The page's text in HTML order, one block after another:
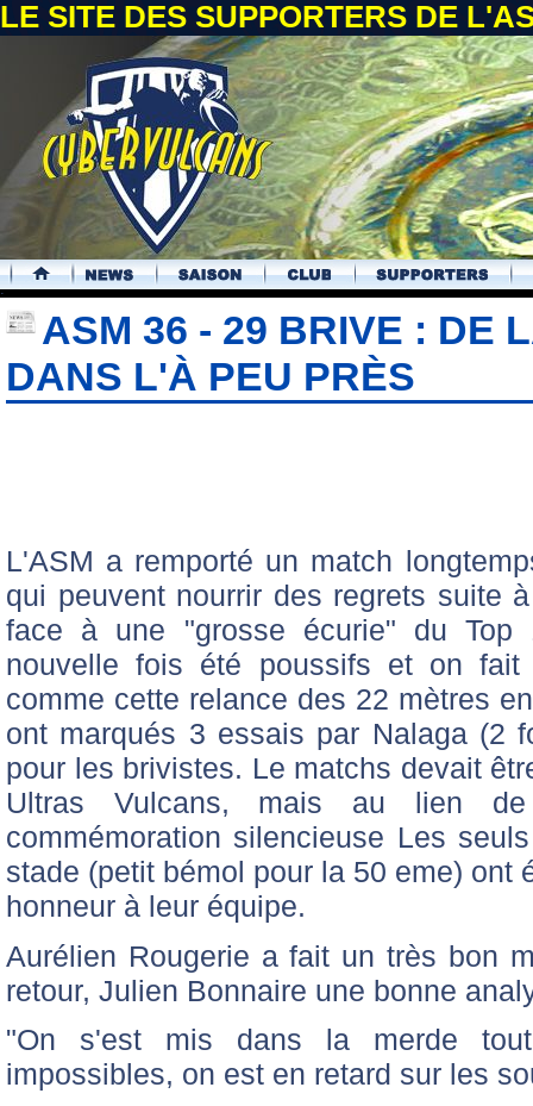
LE SITE DES SUPPORTERS DE
.
ASM 36 - 29 BRIVE : DE
DANS L'À PEU PRÈS
L'ASM a remporté un match
qui peuvent nourrir des regrets suite
face à une "grosse écurie" du Top
nouvelle fois été poussifs et on fait
comme cette relance des 22 mètres
ont marqués 3 essais par Nalaga (2
pour les brivistes. Le matchs devait
Ultras Vulcans, mais au lien
commémoration silencieuse Les
stade (petit bémol pour la 50 eme) ont
honneur à leur équipe.
Aurélien Rougerie a fait un très bon
retour, Julien Bonnaire une bonne
"On s'est mis dans la merde
impossibles, on est en retard sur les